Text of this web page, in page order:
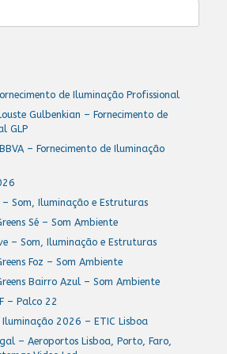
de Iluminação Profissional
Gulbenkian – Fornecimento de
GLP
– Fornecimento de Iluminação
Som, Iluminação e Estruturas
Sé – Som Ambiente
– Som, Iluminação e Estruturas
Foz – Som Ambiente
Bairro Azul – Som Ambiente
– Palco 22
2026 – ETIC Lisboa
– Aeroportos Lisboa, Porto, Faro,